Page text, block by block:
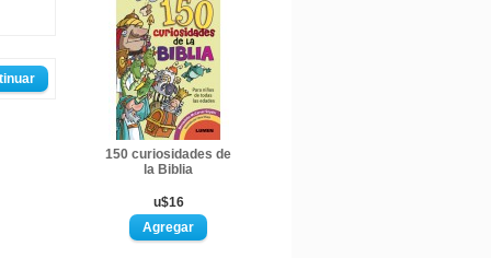
150 curiosidades de
la Biblia
u$16